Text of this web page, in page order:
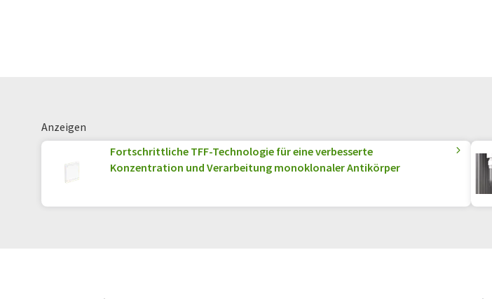
Anzeigen
Fortschrittliche TFF-Technologie für eine verbesserte
Konzentration und Verarbeitung monoklonaler Antikörper